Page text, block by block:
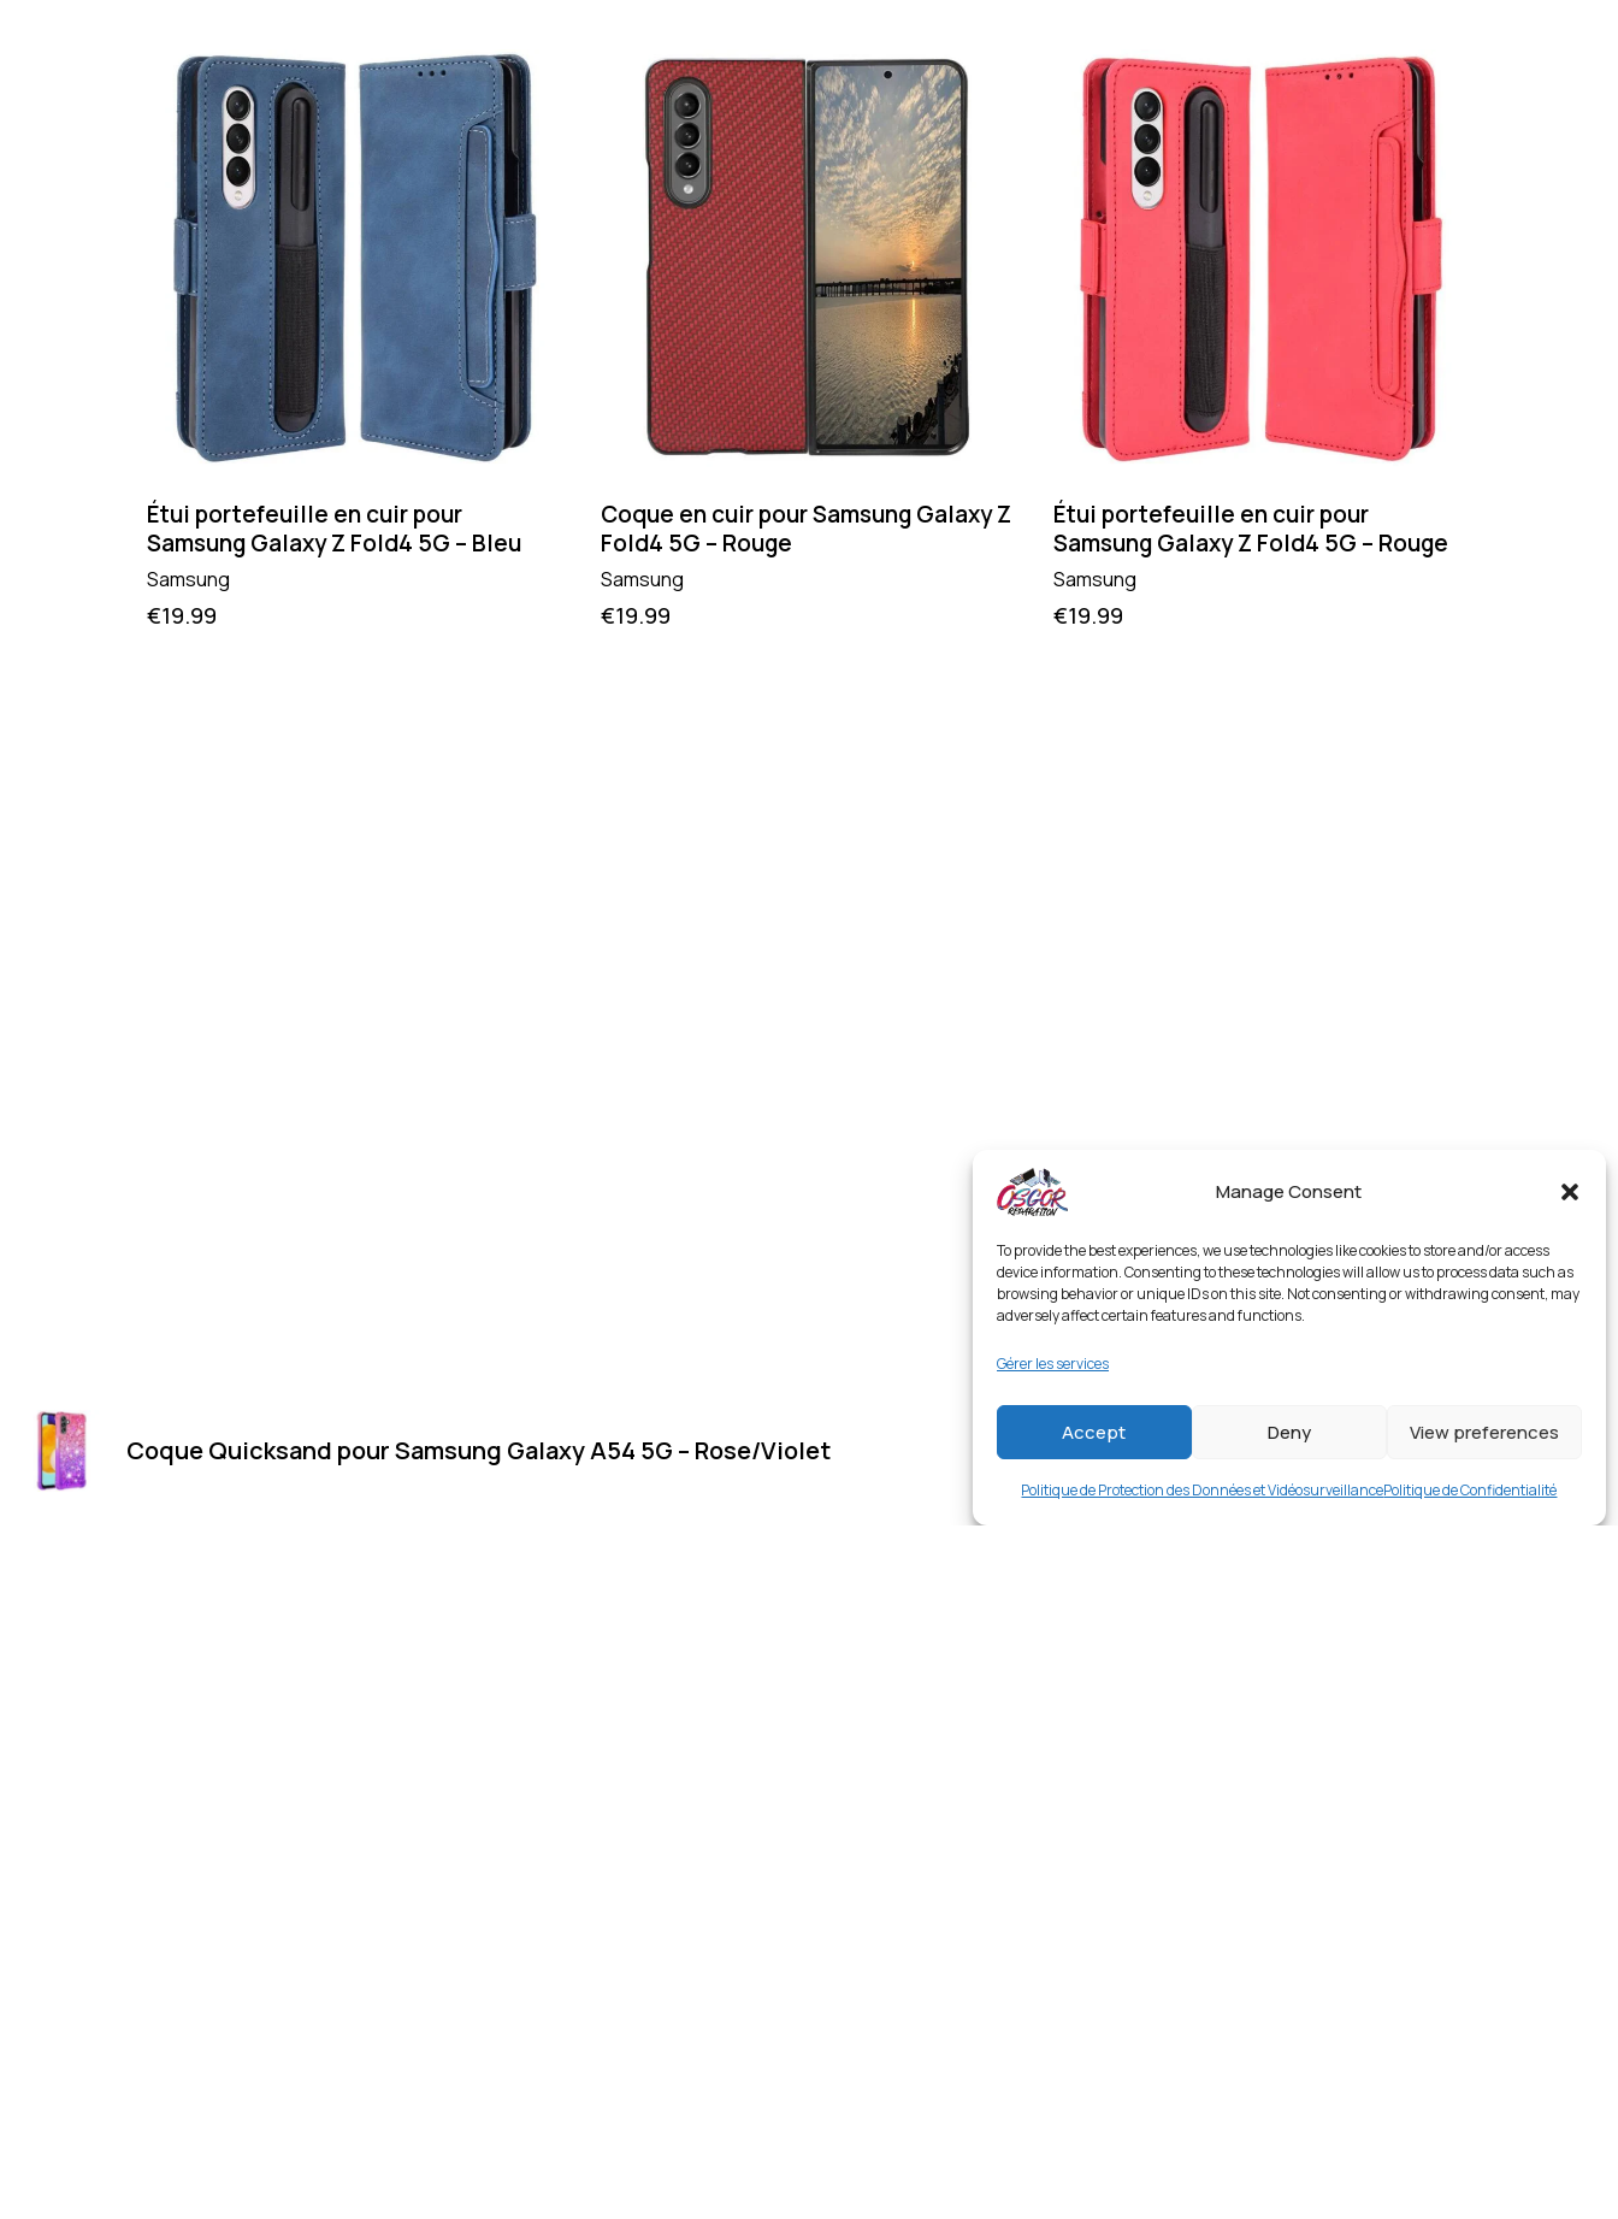
Manage Consent
To provide the best experiences, we use technologies like cookies to store and/or access
device information. Consenting to these technologies will allow us to process data such as
browsing behavior or unique IDs on this site. Not consenting or withdrawing consent, may
adversely affect certain features and functions.
Gérer les services
Accept Deny View preferences
Politique de Protection des Données et VidéosurveillancePolitique de Confidentialité
Étui portefeuille en cuir pour
Samsung Galaxy Z Fold4 5G – Bleu
Samsung
€19.99
Coque en cuir pour Samsung Galaxy Z
Fold4 5G – Rouge
Samsung
€19.99
Étui portefeuille en cuir pour
Samsung Galaxy Z Fold4 5G – Rouge
Samsung
€19.99
Coque Quicksand pour Samsung Galaxy A54 5G – Rose/Violet 12.99
Buy now